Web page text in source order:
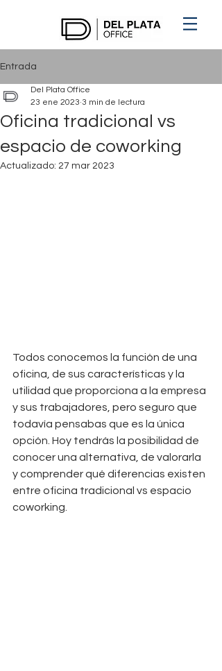
Entrada
Oficina tradicional vs
espacio de coworking
Del Plata Office
23 ene 2023 3 min de lectura
Actualizado: 27 mar 2023
Todos conocemos la función de una
oficina, de sus características y la
utilidad que proporciona a la empresa
y sus trabajadores, pero seguro que
todavía pensabas que es la única
opción. Hoy tendrás la posibilidad de
conocer una alternativa, de valorarla
y comprender qué diferencias existen
entre oficina tradicional vs espacio
coworking.